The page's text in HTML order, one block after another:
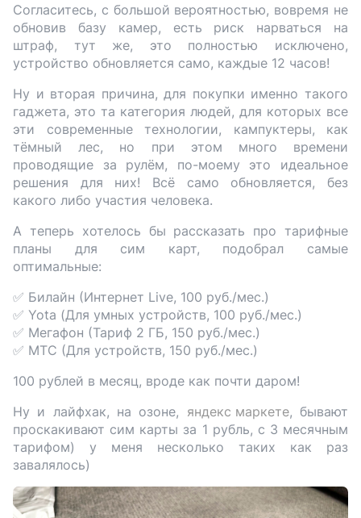
Согласитесь, с большой вероятностью, вовремя не
обновив базу камер, есть риск нарваться на
штраф, тут же, это полностью исключено,
устройство обновляется само, каждые 12 часов!
Ну и вторая причина, для покупки именно такого
гаджета, это та категория людей, для которых все
эти современные технологии, кампуктеры, как
тёмный лес, но при этом много времени
проводящие за рулём, по-моему это идеальное
решения для них! Всё само обновляется, без
какого либо участия человека.
А теперь хотелось бы рассказать про тарифные
планы для сим карт, подобрал самые
оптимальные:
✅ Билайн (Интернет Live, 100 руб./мес.)
✅ Yota (Для умных устройств, 100 руб./мес.)
✅ Мегафон (Тариф 2 ГБ, 150 руб./мес.)
✅ МТС (Для устройств, 150 руб./мес.)
100 рублей в месяц, вроде как почти даром!
Ну и лайфхак, на озоне, яндекс маркете, бывают
проскакивают сим карты за 1 рубль, с 3 месячным
тарифом) у меня несколько таких как раз
завалялось)